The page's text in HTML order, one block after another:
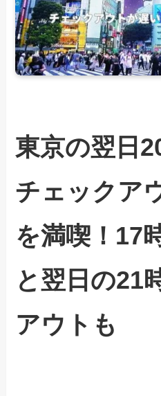
東京の翌日
チェックア
を満喫！17
と翌日の21
アウトも